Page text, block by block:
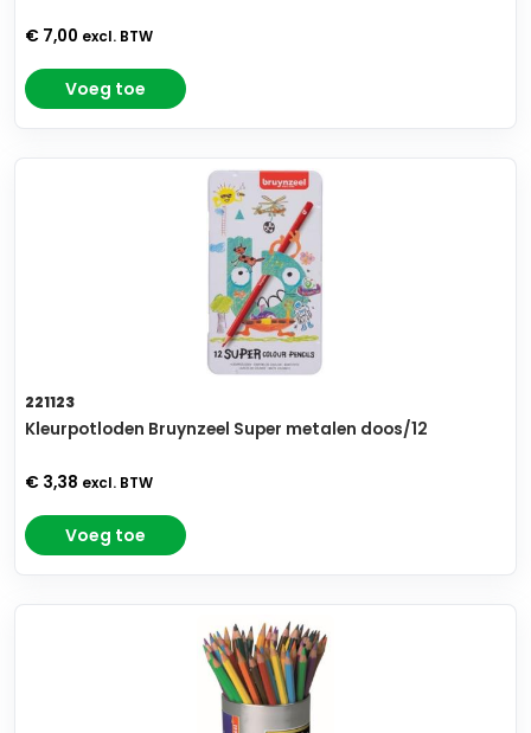
€ 7,00 excl. BTW
Voeg toe
221123
Kleurpotloden Bruynzeel Super metalen doos/12
€ 3,38 excl. BTW
Voeg toe